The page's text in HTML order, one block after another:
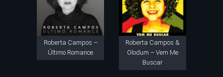
Roberta Campos –
Último Romance
Roberta Campos &
Olodum – Vem Me
Buscar